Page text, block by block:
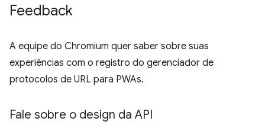
Feedback
A equipe do Chromium quer saber sobre suas
experiências com o registro do gerenciador de
protocolos de URL para PWAs.
Fale sobre o design da API